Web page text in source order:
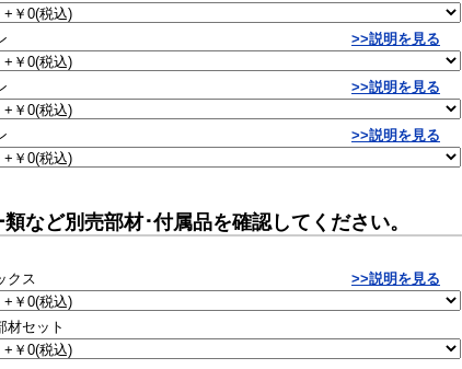
>>説明を見る
>>説明を見る
>>説明を見る
類など別売部材･付属品を確認してください。
クス >>説明を見る
材セット